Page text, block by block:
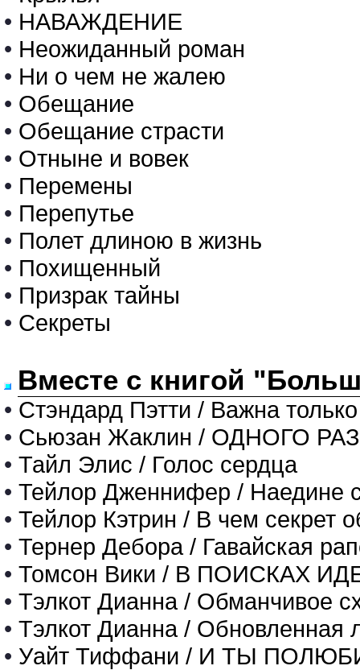
• НАВАЖДЕНИЕ
• Неожиданный роман
• Ни о чем не жалею
• Обещание
• Обещание страсти
• Отныне и вовек
• Перемены
• Перепутье
• Полет длиною в жизнь
• Похищенный
• Призрак тайны
• Секреты
Вместе с книгой
• Стэндард Пэтти / Важна
• Сьюзан Жаклин / ОДНОГО
• Тайл Элис / Голос сердца
• Тейлор Дженнифер / Наедине
• Тейлор Кэтрин / В чем секрет
• Тернер Дебора / Гавайская
• Томсон Вики / В ПОИСКАХ
• Тэлкот Дианна / Обманчивое
• Тэлкот Дианна / Обновленная
• Уайт Тиффани / И ТЫ